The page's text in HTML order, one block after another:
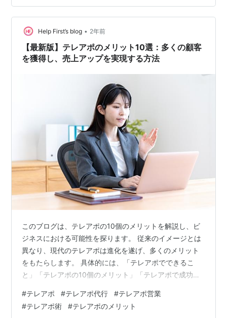
するためのポイントを詳しく解説します。 はじめに 業者
との密なコミュニケーションのメリットとデメリット ア
ウトソーシングの場合 メリット 専門知識やノウハウを活
用できる 担当者との密なコミュニケーション …
Help First’s blog • 2年前
【最新版】テレアポのメリット10選：多くの顧客
を獲得し、売上アップを実現する方法
このブログは、テレアポの10個のメリットを解説し、ビ
ジネスにおける可能性を探ります。 従来のイメージとは
異なり、現代のテレアポは進化を遂げ、多くのメリット
をもたらします。 具体的には、「テレアポでできるこ
と」「テレアポの10個のメリット」「テレアポで成功す
ある方、ビジネスを加速させたい方は、ぜひこのブログ
を読んでみてください。 はじめに テレアポのメリット：
#テレアポ #テレアポ代行 #テレアポ営業
#テレアポ術 #テレアポのメリット